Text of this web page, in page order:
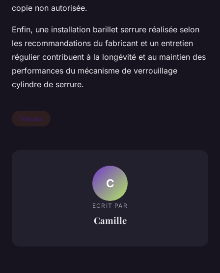
copie non autorisée.
Enfin, une installation barillet serrure réalisée selon
les recommandations du fabricant et un entretien
régulier contribuent à la longévité et au maintien des
performances du mécanisme de verrouillage
cylindre de serrure.
Travaux
C
ECRIT PAR
Camille